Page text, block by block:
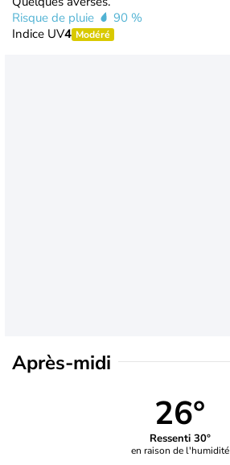
Risque de pluie
90 %
Indice UV4 Modéré
Après-midi
26°
Ressenti 30°
en raison de l'humidité